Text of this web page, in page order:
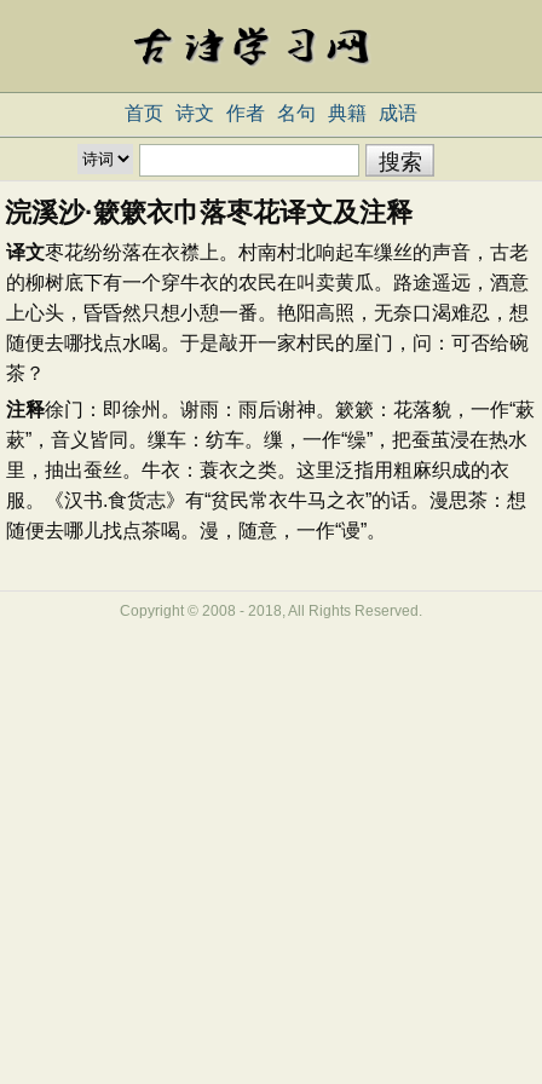
首页 诗文 作者 名句 典籍 成语
浣溪沙·簌簌衣巾落枣花译文及注释
译文枣花纷纷落在衣襟上。村南村北响起车缫丝的声音，古老
的柳树底下有一个穿牛衣的农民在叫卖黄瓜。路途遥远，酒意
上心头，昏昏然只想小憩一番。艳阳高照，无奈口渴难忍，想
随便去哪找点水喝。于是敲开一家村民的屋门，问：可否给碗
茶？
注释徐门：即徐州。谢雨：雨后谢神。簌簌：花落貌，一作“蔌
蔌”，音义皆同。缫车：纺车。缫，一作“缲”，把蚕茧浸在热水
里，抽出蚕丝。牛衣：蓑衣之类。这里泛指用粗麻织成的衣
服。《汉书.食货志》有“贫民常衣牛马之衣”的话。漫思茶：想
随便去哪儿找点茶喝。漫，随意，一作“谩”。
Copyright © 2008 - 2018, All Rights Reserved.